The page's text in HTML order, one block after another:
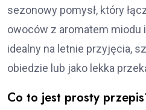
sezonowy pomysł, który
owoców z aromatem
idealny na letnie przyjęcia,
obiedzie lub jako lekka
Co to jest prosty